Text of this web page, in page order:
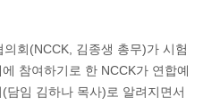
회(NCCK, 김종생 총무)가 시험
참여하기로 한 NCCK가 연합예
임 김하나 목사)로 알려지면서